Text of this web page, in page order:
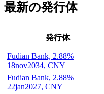
最新の発行体
発行体
Fudian Bank, 2.88%
18nov2034, CNY
Fudian Bank, 2.88%
22jan2027, CNY